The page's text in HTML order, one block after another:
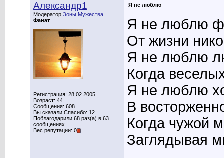
Александр1
Модератор Зоны Мужества
Фанат
Регистрация: 28.02.2005
Возраст: 44
Сообщения: 608
Вы сказали Спасибо: 12
Поблагодарили 68 раз(а) в 63
сообщениях
Вес репутации: 0
Я не люблю
Я не люблю
От жизни
Я не люблю
Когда
Я не люблю
В
Когда чужой
Заглядывая